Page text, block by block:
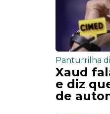
Panturrilha
Xaud
e diz
de